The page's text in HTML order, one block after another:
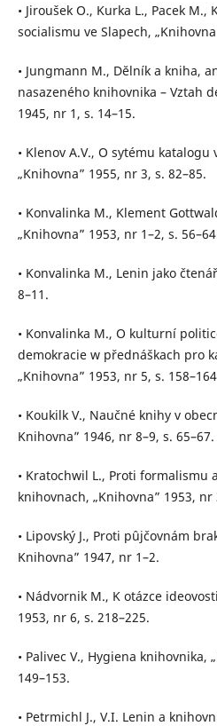
• Jiroušek O., Kurka L., Pacek
socialismu ve Slapech,
• Jungmann M., Dĕlník a kniha,
nasazeného knihovnika – Vztah
1945, nr 1, s. 14–15.
• Klenov A.V., O sytému
„Knihovna” 1955, nr 3, s. 82–85.
• Konvalinka M., Klement
„Knihovna” 1953, nr 1–2, s.
• Konvalinka M., Lenin jako
8–11.
• Konvalinka M., O kulturní
demokracie w přednáškach pro
„Knihovna” 1953, nr 5, s.
• Koukilk V., Naučné knihy v
Knihovna” 1946, nr 8–9, s. 65–67.
• Kratochwil L., Proti formalismu
knihovnach, „Knihovna” 1953, nr
• Lipovský J., Proti pûjčovnám
Knihovna” 1947, nr 1–2.
• Nádvornik M., K otázce
1953, nr 6, s. 218–225.
• Palivec V., Hygiena knihovnika,
149–153.
• Petrmichl J., V.I. Lenin a